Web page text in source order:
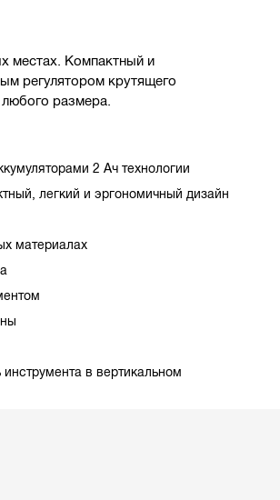
местах. Компактный и
регулятором крутящего
размера.
2 Ач технологии
легкий и эргономичный дизайн
материалах
в вертикальном